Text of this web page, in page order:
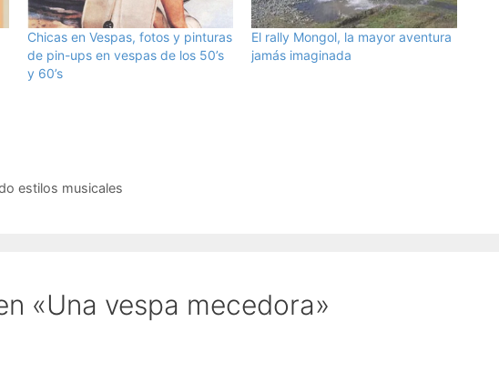
Chicas en Vespas, fotos y pinturas
de pin-ups en vespas de los 50’s
y 60’s
El rally Mongol, la mayor aventura
jamás imaginada
estilos musicales
«Una vespa mecedora»